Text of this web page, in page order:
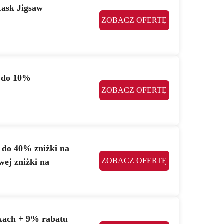
Jigsaw
ZOBACZ OFERTĘ
10%
ZOBACZ OFERTĘ
do 40% zniżki na
zniżki na
ZOBACZ OFERTĘ
+ 9% rabatu